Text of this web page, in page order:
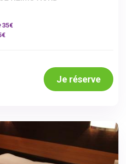
35€
Je réserve